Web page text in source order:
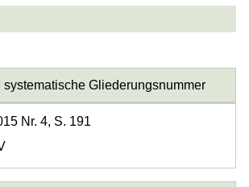
systematische Gliederungsnummer
Nr. 4, S. 191